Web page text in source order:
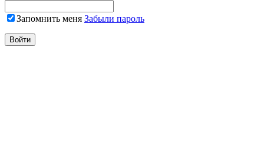
Запомнить меня Забыли пароль